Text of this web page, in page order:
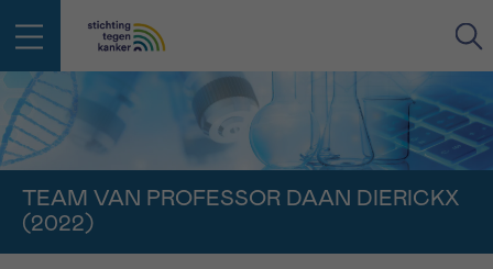
TEAM VAN PROFESSOR DAAN DIERICKX
(2022)
IN DE STRIJD TEGEN KANKER STA
Professionele medewerkers beantwoorden je vragen
TERUG